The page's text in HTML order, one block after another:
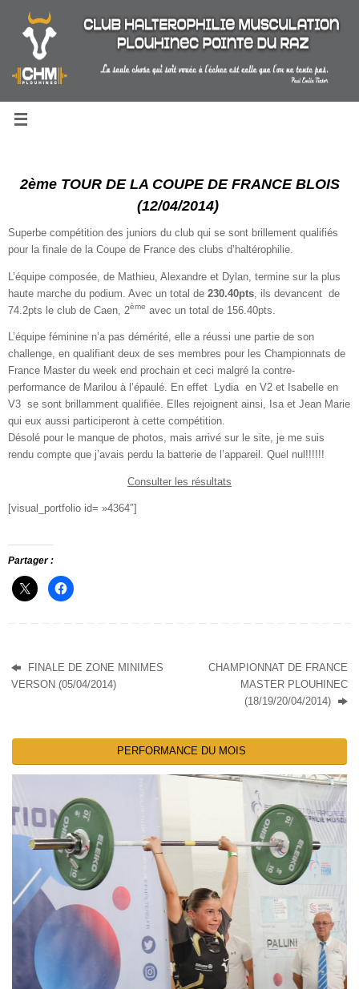
contenu
2ème TOUR DE LA COUPE DE FRANCE BLOIS
(12/04/2014)
Superbe compétition des juniors du club qui se sont brillement qualifiés
pour la finale de la Coupe de France des clubs d’haltérophilie.
L’équipe composée, de Mathieu, Alexandre et Dylan, termine sur la plus
haute marche du podium. Avec un total de 230.40pts , ils devancent de
74.2pts le club de Caen, 2ème avec un total de 156.40pts.
L’équipe féminine n’a pas démérité, elle a réussi une partie de son
challenge, en qualifiant deux de ses membres pour les Championnats de
France Master du week end prochain et ceci malgré la contre-
performance de Marilou à l’épaulé. En effet Lydia en V2 et Isabelle en
V3 se sont brillamment qualifiée. Elles rejoignent ainsi, Isa et Jean Marie
qui eux aussi participeront à cette compétition.
Désolé pour le manque de photos, mais arrivé sur le site, je me suis
rendu compte que j’avais perdu la batterie de l’appareil. Quel nul!!!!!!
Consulter les résultats
[visual_portfolio id= »4364″]
Partager :
FINALE DE ZONE MINIMES
VERSON (05/04/2014)
CHAMPIONNAT DE FRANCE
MASTER PLOUHINEC
(18/19/20/04/2014)
PERFORMANCE DU MOIS